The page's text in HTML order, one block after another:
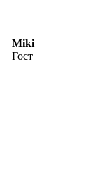
Miki
Гост